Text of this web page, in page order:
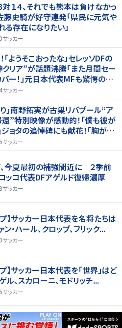
対１４、それでも熊本は負けなかっ
史騎が好守連発「県民に元気や
る存在になりたい」
サッカー
ようそこおったな」セレッソDFの
リア”が話題沸騰「また月間セー
バー！」元日本代表MFも驚愕の超
ク
サッカー
｣南野拓実が古巣リバプール“ア
還”特別映像が感動的！｢僕も彼が
ョタの追悼碑にも献花！｢胸が熱
サッカー
、今夏最初の補強間近に ２季前
ッコ代表DFアゲルド復帰濃厚
サッカー
プ】サッカー日本代表を名将たちは
・ハール、クロップ、フリック...
サッカー
】サッカー日本代表を「世界」はど
ル、スカローニ、モドリッチ...
サッカー